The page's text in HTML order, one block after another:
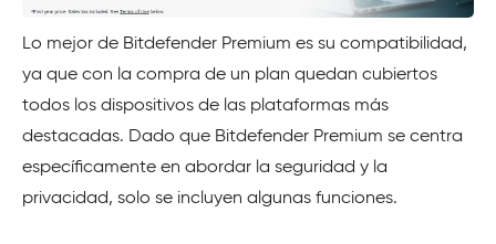
Lo mejor de Bitdefender Premium es su compatibilidad,
ya que con la compra de un plan quedan cubiertos
todos los dispositivos de las plataformas más
destacadas. Dado que Bitdefender Premium se centra
específicamente en abordar la seguridad y la
privacidad, solo se incluyen algunas funciones.